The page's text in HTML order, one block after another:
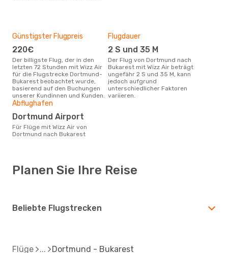
Günstigster Flugpreis
220€
Der billigste Flug, der in den
letzten 72 Stunden mit Wizz Air
für die Flugstrecke Dortmund-
Bukarest beobachtet wurde,
basierend auf den Buchungen
unserer Kundinnen und Kunden.
Flugdauer
2 S und 35 M
Der Flug von Dortmund nach
Bukarest mit Wizz Air beträgt
ungefähr 2 S und 35 M, kann
jedoch aufgrund
unterschiedlicher Faktoren
variieren.
Abflughafen
Dortmund Airport
Für Flüge mit Wizz Air von
Dortmund nach Bukarest
Planen Sie Ihre Reise
Beliebte Flugstrecken
Flüge Dortmund - Bukarest